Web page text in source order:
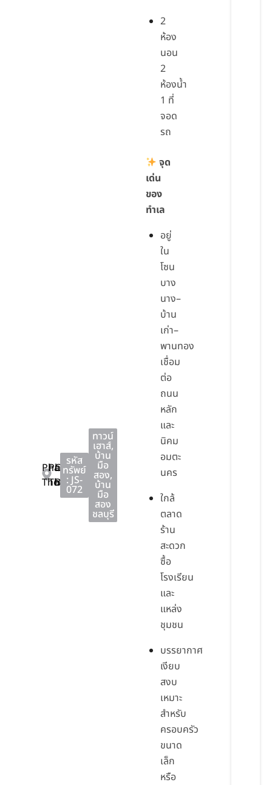
Phan
Thong
Phan
Thong
Chon
Buri
รหัส
ทรัพย์
: JS-
072
ทาวน์
เฮาส์,
บ้าน
มือ
สอง,
บ้าน
มือ
สอง
ชลบุรี
2
ห้อง
นอน
2
ห้องน้ำ
1 ที่
จอด
รถ
จุด
เด่น
ของ
ทำเล
อยู่
ใน
โซน
บาง
นาง–
บ้าน
เก่า–
พานทอง
เชื่อม
ต่อ
ถนน
หลัก
และ
นิคม
อมตะ
นคร
ใกล้
ตลาด
ร้าน
สะดวก
ซื้อ
โรงเรียน
และ
แหล่ง
ชุมชน
บรรยากาศ
เงียบ
สงบ
เหมาะ
สำหรับ
ครอบครัว
ขนาด
เล็ก
หรือ